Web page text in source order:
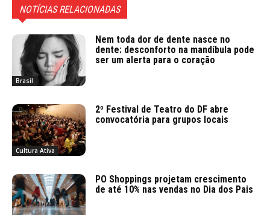
NOTÍCIAS RELACIONADAS
Brasil
Nem toda dor de dente nasce no
dente: desconforto na mandíbula pode
ser um alerta para o coração
Cultura Ativa
2º Festival de Teatro do DF abre
convocatória para grupos locais
PO Shoppings projetam crescimento
de até 10% nas vendas no Dia dos Pais